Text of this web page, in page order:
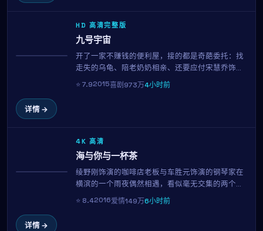
HD 高清完整版
九号宇宙
开了一家不赚钱的便利屋，接的都是奇葩委托：找
走失的乌龟、陪老奶奶相亲、还要应付宋慧乔饰演
的房东讨房租。小栗旬用招牌的呆萌表演，把一地
鸡毛的生活过出了笑中带泪的味道。金知云的喜剧
⭐7.92015喜剧 973万4小时前
详情 →
4K 高清
海与你与一杯茶
绫野刚饰演的咖啡店老板与车胜元饰演的钢琴家在
横滨的一个雨夜偶然相遇，看似毫无交集的两个
人，因为一封被错送的信、一首循环播放的旧歌、
或是一只走失的猫，开始走进彼此的日常。这部由
⭐ 8.42016爱情149万6小时前
详情 →